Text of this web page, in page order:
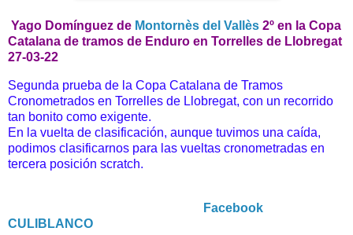
Yago Domínguez de Montornès del Vallès 2º en la Copa
Catalana de tramos de Enduro en Torrelles de Llobregat
27-03-22
Segunda prueba de la Copa Catalana de Tramos
Cronometrados en Torrelles de Llobregat, con un recorrido
tan bonito como exigente.
En la vuelta de clasificación, aunque tuvimos una caída,
podimos clasificarnos para las vueltas cronometradas en
tercera posición scratch.
Facebook
CULIBLANCO